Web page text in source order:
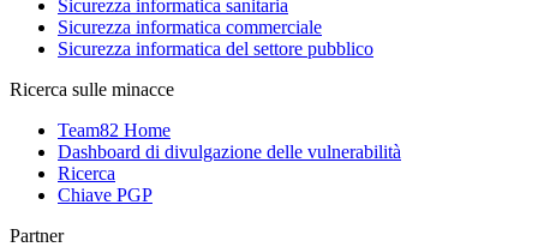
Sicurezza informatica sanitaria
Sicurezza informatica commerciale
Sicurezza informatica del settore pubblico
Ricerca sulle minacce
Team82 Home
Dashboard di divulgazione delle vulnerabilità
Ricerca
Chiave PGP
Partner